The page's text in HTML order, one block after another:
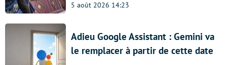
5 août 2026 14:23
Adieu Google Assistant : Gemini va
le remplacer à partir de cette date